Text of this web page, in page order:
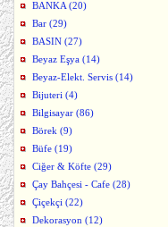
BANKA (20)
Bar (29)
BASIN (27)
Beyaz Eşya (14)
Beyaz-Elekt. Servis (14)
Bijuteri (4)
Bilgisayar (86)
Börek (9)
Büfe (19)
Ciğer & Köfte (29)
Çay Bahçesi - Cafe (28)
Çiçekçi (22)
Dekorasyon (12)